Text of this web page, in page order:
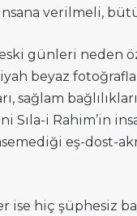
verilmeli,
günleri neden
beyaz
sağlam
Sıla-i Rahim’in
eş-dost-
ise hiç şüphesiz